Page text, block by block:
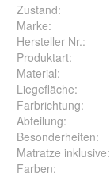
Zustand:
Marke:
Hersteller Nr.:
Produktart:
Material:
Liegefläche:
Farbrichtung:
Abteilung:
Besonderheiten:
Matratze inklusive:
Farben: